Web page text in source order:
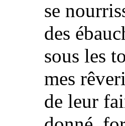
se
des
sous les
mes
de leur